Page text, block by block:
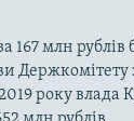
167 млн
року влада